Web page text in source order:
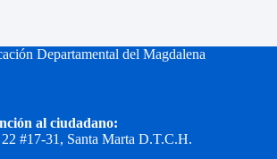
Departamental del Magdalena
al ciudadano:
#17-31, Santa Marta D.T.C.H.